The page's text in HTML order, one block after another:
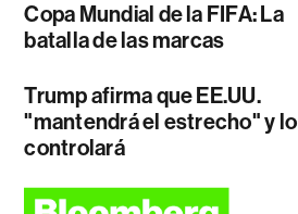
Copa Mundial de la FIFA: La
batalla de las marcas
Trump afirma que EE.UU.
"mantendrá el estrecho" y lo
controlará